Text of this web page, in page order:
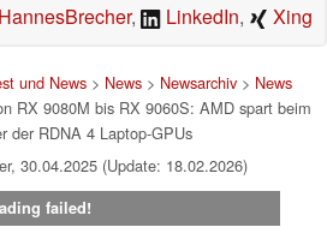
, LinkedIn, Xing
und News> News> Newsarchiv> News
RX 9080M bis RX 9060S: AMD spart beim
der RDNA 4 Laptop-GPUs
30.04.2025 (Update: 18.02.2026)
failed!